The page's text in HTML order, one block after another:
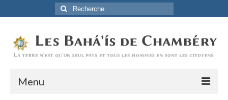
Rechercher
:
Menu